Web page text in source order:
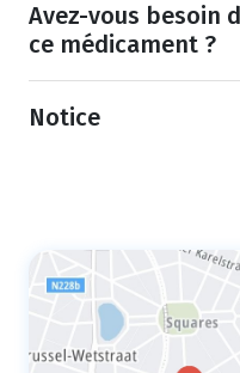
Avez-vous besoin
ce médicament ?
Notice